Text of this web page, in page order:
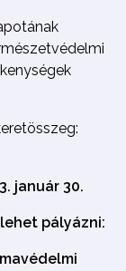
január 30.
pályázni: